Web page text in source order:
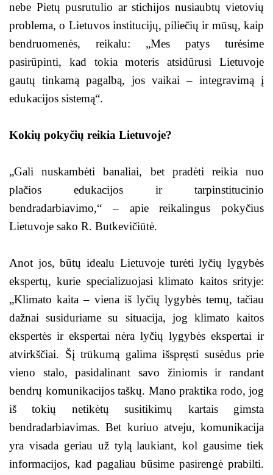
nebe Pietų pusrutulio ar stichijos nusiaubtų vietovių
problema, o Lietuvos institucijų, piliečių ir mūsų, kaip
bendruomenės, reikalu: „Mes patys turėsime
pasirūpinti, kad tokia moteris atsidūrusi Lietuvoje
gautų tinkamą pagalbą, jos vaikai – integravimą į
edukacijos sistemą“.
Kokių pokyčių reikia Lietuvoje?
„Gali nuskambėti banaliai, bet pradėti reikia nuo
plačios edukacijos ir tarpinstitucinio
bendradarbiavimo,“ – apie reikalingus pokyčius
Lietuvoje sako R. Butkevičiūtė.
Anot jos, būtų idealu Lietuvoje turėti lyčių lygybės
ekspertų, kurie specializuojasi klimato kaitos srityje:
„Klimato kaita – viena iš lyčių lygybės temų, tačiau
dažnai susiduriame su situacija, jog klimato kaitos
ekspertės ir ekspertai nėra lyčių lygybės ekspertai ir
atvirkščiai. Šį trūkumą galima išspręsti susėdus prie
vieno stalo, pasidalinant savo žiniomis ir randant
bendrų komunikacijos taškų. Mano praktika rodo, jog
iš tokių netikėtų susitikimų kartais gimsta
bendradarbiavimas. Bet kuriuo atveju, komunikacija
yra visada geriau už tylą laukiant, kol gausime tiek
informacijos, kad pagaliau būsime pasirengė prabilti.